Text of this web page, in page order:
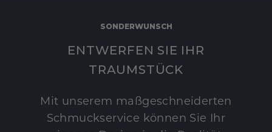
SONDERWUNSCH
ENTWERFEN SIE IHR
TRAUMSTÜCK
Mit unserem maßgeschneiderten
Schmuckservice können Sie Ihr